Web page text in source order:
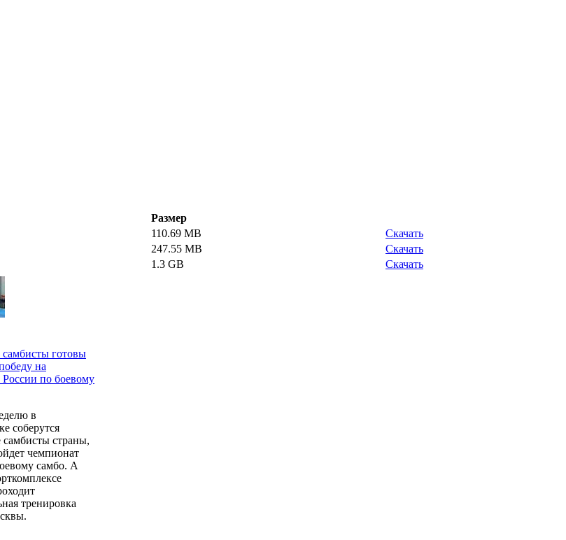
Размер
110.69 MB
Скачать
247.55 MB
Скачать
1.3 GB Скачать
готовы
на
по боевому
в
соберутся
страны,
чемпионат
самбо. А
тренировка